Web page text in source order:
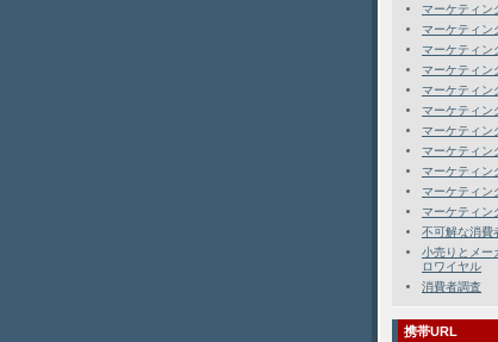
マーケティン
マーケティン
マーケティン
マーケティン
マーケティン
マーケティン
マーケティン
マーケティン
マーケティン
マーケティン
マーケティン
不可解な消費
小売りとメー
ロワイヤル
消費者調査
携帯URL